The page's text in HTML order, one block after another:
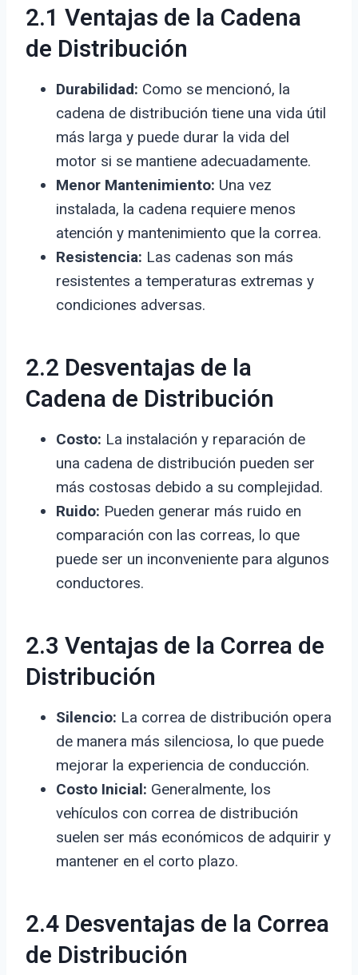
2.1 Ventajas de la Cadena
de Distribución
Durabilidad: Como se mencionó, la
cadena de distribución tiene una vida útil
más larga y puede durar la vida del
motor si se mantiene adecuadamente.
Menor Mantenimiento: Una vez
instalada, la cadena requiere menos
atención y mantenimiento que la correa.
Resistencia: Las cadenas son más
resistentes a temperaturas extremas y
condiciones adversas.
2.2 Desventajas de la
Cadena de Distribución
Costo: La instalación y reparación de
una cadena de distribución pueden ser
más costosas debido a su complejidad.
Ruido: Pueden generar más ruido en
comparación con las correas, lo que
puede ser un inconveniente para algunos
conductores.
2.3 Ventajas de la Correa de
Distribución
Silencio: La correa de distribución opera
de manera más silenciosa, lo que puede
mejorar la experiencia de conducción.
Costo Inicial: Generalmente, los
vehículos con correa de distribución
suelen ser más económicos de adquirir y
mantener en el corto plazo.
2.4 Desventajas de la Correa
de Distribución